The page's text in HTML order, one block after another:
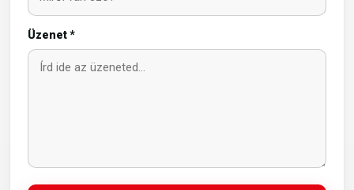
Üzenet *